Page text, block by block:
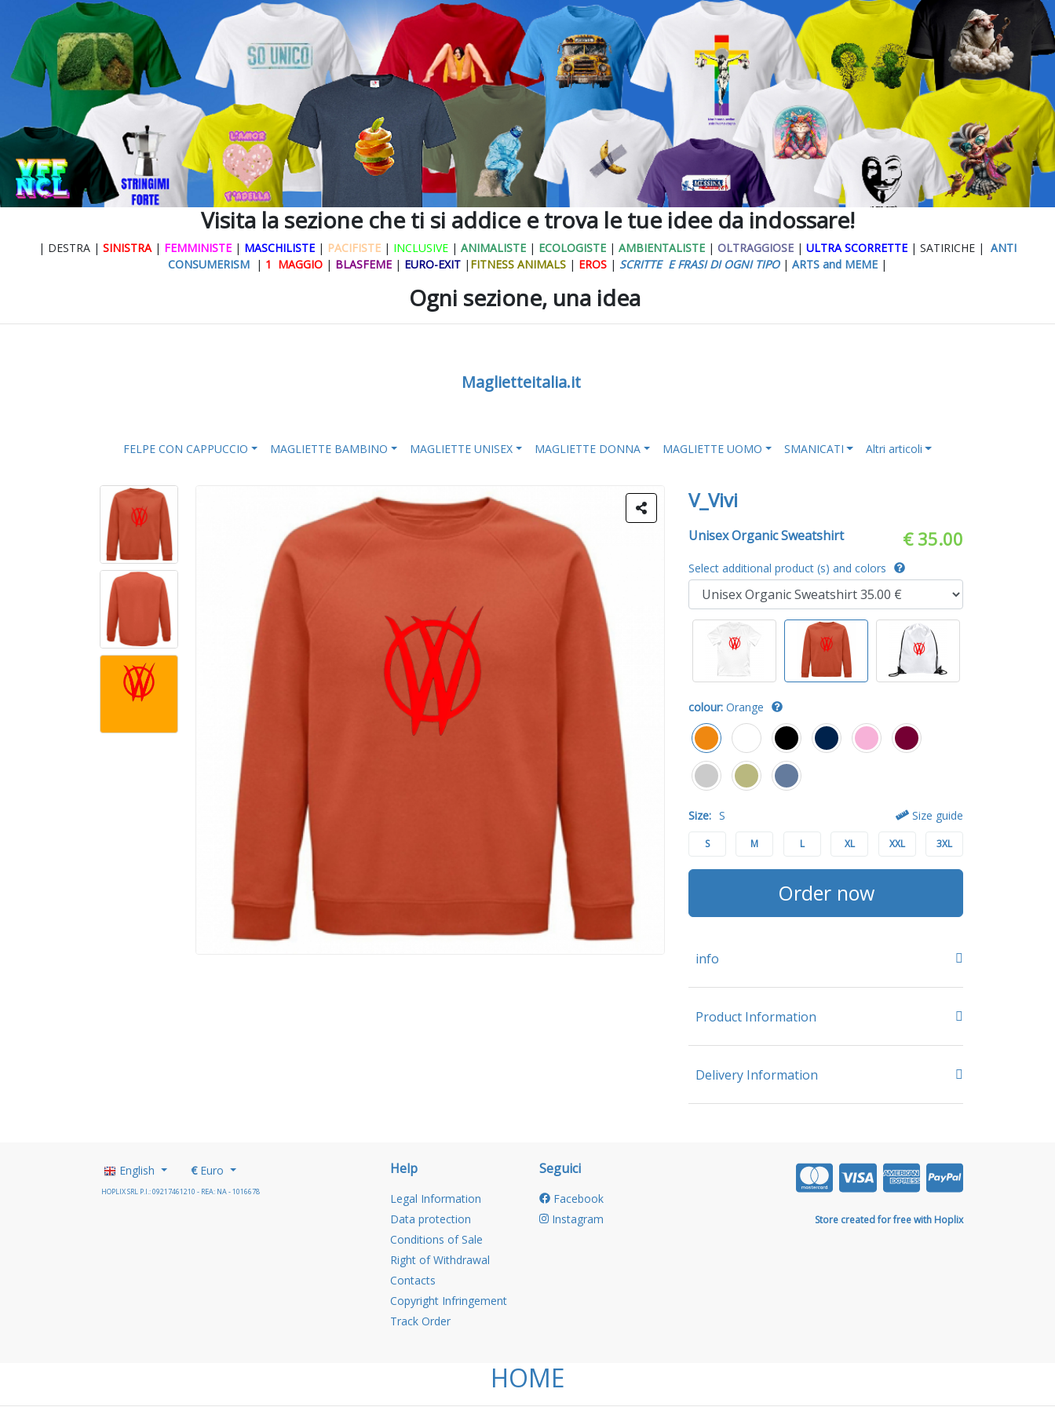
Visita la sezione che ti si addice e trova le tue idee da indossare!
| DESTRA | SINISTRA | FEMMINISTE | MASCHILISTE | PACIFISTE | INCLUSIVE | ANIMALISTE | ECOLOGISTE | AMBIENTALISTE | OLTRAGGIOSE | ULTRA SCORRETTE | SATIRICHE | ANTI
CONSUMERISM | 1 MAGGIO | BLASFEME | EURO-EXIT | FITNESS ANIMALS | EROS | SCRITTE E FRASI DI OGNI TIPO | ARTS and MEME |
Ogni sezione, una idea
Maglietteitalia.it
FELPE CON CAPPUCCIO MAGLIETTE BAMBINO MAGLIETTE UNISEX MAGLIETTE DONNA MAGLIETTE UOMO SMANICATI Altri articoli
V_Vivi
Unisex Organic Sweatshirt € 35.00
Select additional product (s) and colors
colour: Orange
Size: S Size guide
S M L XL XXL 3XL
Order now
info
Product Information
Delivery Information
English €Euro
HOPLIX SRL P.I.: 09217461210 - REA: NA - 1016678
Help
Legal Information
Data protection
Conditions of Sale
Right of Withdrawal
Contacts
Copyright Infringement
Track Order
Seguici
Facebook
Instagram
Store created for free with Hoplix
HOME